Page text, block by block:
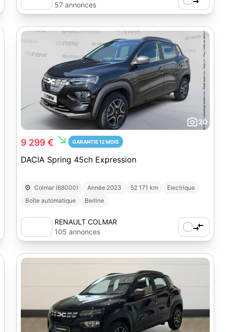
57 annonces
20
9 299 € south_east GARANTIE 12 MOIS
DACIA Spring 45ch Expression
Colmar (68000) Année 2023 52 171 km
Electrique
Boîte automatique
Berline
RENAULT COLMAR
105 annonces